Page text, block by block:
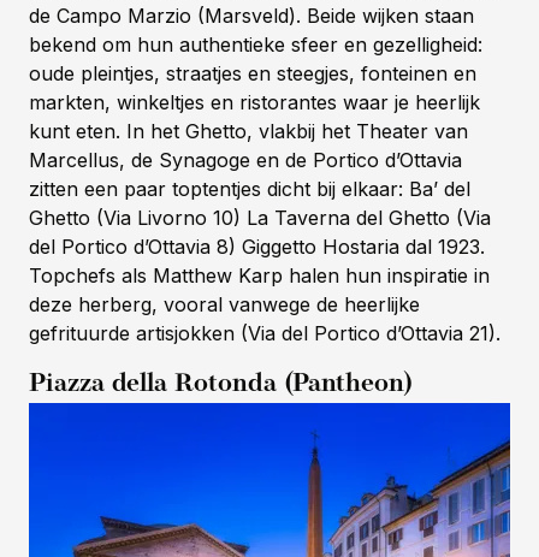
de Campo Marzio (Marsveld). Beide wijken staan
bekend om hun authentieke sfeer en gezelligheid:
oude pleintjes, straatjes en steegjes, fonteinen en
markten, winkeltjes en ristorantes waar je heerlijk
kunt eten. In het Ghetto, vlakbij het Theater van
Marcellus, de Synagoge en de Portico d’Ottavia
zitten een paar toptentjes dicht bij elkaar: Ba’ del
Ghetto (Via Livorno 10) La Taverna del Ghetto (Via
del Portico d’Ottavia 8) Giggetto Hostaria dal 1923.
Topchefs als Matthew Karp halen hun inspiratie in
deze herberg, vooral vanwege de heerlijke
gefrituurde artisjokken (Via del Portico d’Ottavia 21).
Piazza della Rotonda (Pantheon)